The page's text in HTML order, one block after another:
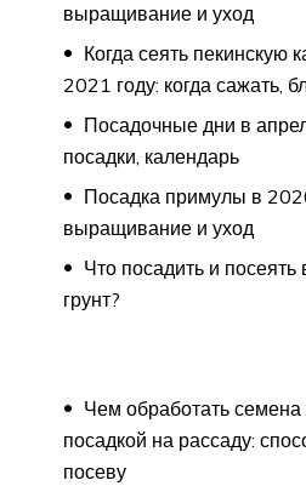
выращивание и уход
Когда сеять пекинскую
2021 году: когда сажать,
Посадочные дни в
посадки, календарь
Посадка примулы в
выращивание и уход
Что посадить и
грунт?
Чем обработать семена
посадкой на рассаду:
посеву